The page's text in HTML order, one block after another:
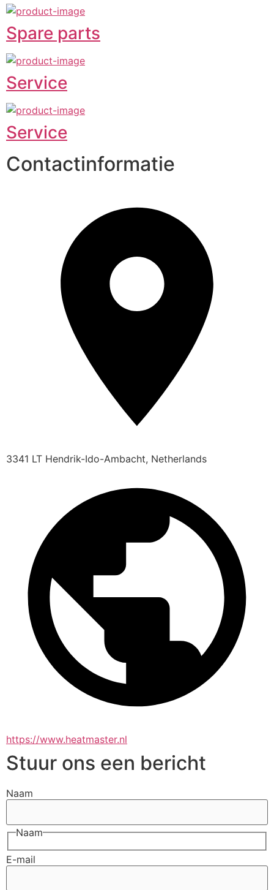
Spare parts
Service
Service
Contactinformatie
3341 LT Hendrik-Ido-Ambacht, Netherlands
https://www.heatmaster.nl
Stuur ons een bericht
Naam
Naam
E-mail